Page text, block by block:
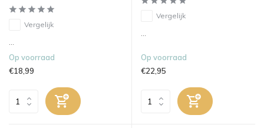
Vergelijk
...
Op voorraad
€18,99
Vergelijk
...
Op voorraad
€22,95